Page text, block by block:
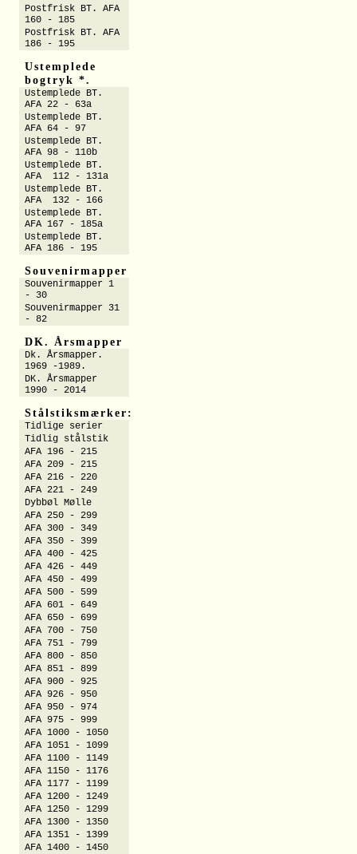
Postfrisk BT. AFA
160 - 185
Postfrisk BT. AFA
186 - 195
Ustemplede
bogtryk *.
Ustemplede BT.
AFA 22 - 63a
Ustemplede BT.
AFA 64 - 97
Ustemplede BT.
AFA 98 - 110b
Ustemplede BT.
AFA 112 - 131a
Ustemplede BT.
AFA 132 - 166
Ustemplede BT.
AFA 167 - 185a
Ustemplede BT.
AFA 186 - 195
Souvenirmapper
Souvenirmapper 1
- 30
Souvenirmapper 31
- 82
DK. Årsmapper
Dk. Årsmapper.
1969 -1989.
DK. Årsmapper
1990 - 2014
Stålstiksmærker:
Tidlige serier
Tidlig stålstik
AFA 196 - 215
AFA 209 - 215
AFA 216 - 220
AFA 221 - 249
Dybbøl Mølle
AFA 250 - 299
AFA 300 - 349
AFA 350 - 399
AFA 400 - 425
AFA 426 - 449
AFA 450 - 499
AFA 500 - 599
AFA 601 - 649
AFA 650 - 699
AFA 700 - 750
AFA 751 - 799
AFA 800 - 850
AFA 851 - 899
AFA 900 - 925
AFA 926 - 950
AFA 950 - 974
AFA 975 - 999
AFA 1000 - 1050
AFA 1051 - 1099
AFA 1100 - 1149
AFA 1150 - 1176
AFA 1177 - 1199
AFA 1200 - 1249
AFA 1250 - 1299
AFA 1300 - 1350
AFA 1351 - 1399
AFA 1400 - 1450